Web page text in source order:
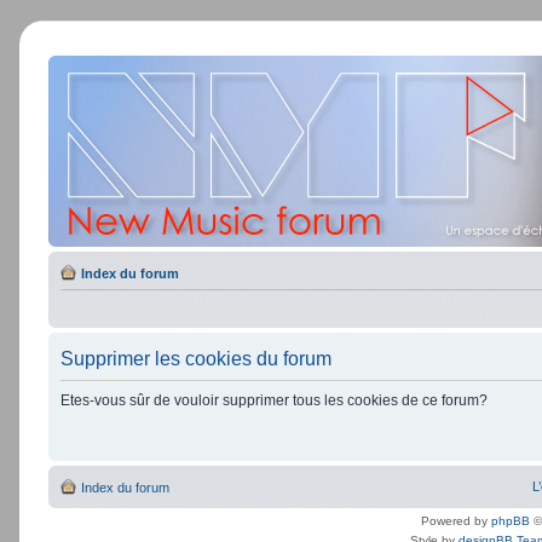
Index du forum
Supprimer les cookies du forum
Etes-vous sûr de vouloir supprimer tous les cookies de ce forum?
Index du forum
Powered by phpBB